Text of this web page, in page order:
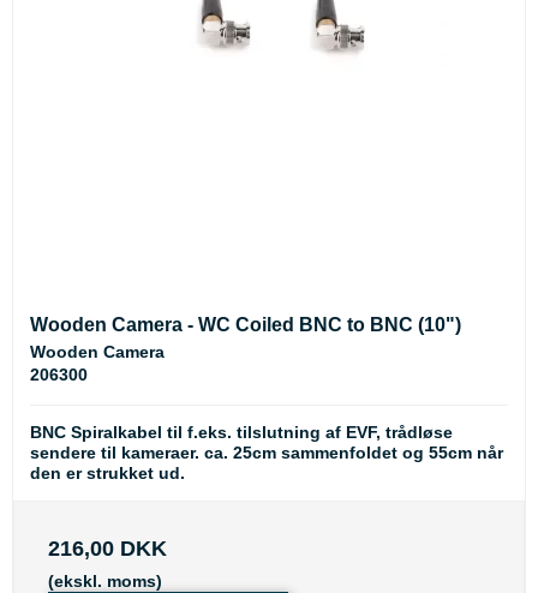
Wooden Camera - WC Coiled BNC to BNC (10")
Wooden Camera
206300
BNC Spiralkabel til f.eks. tilslutning af EVF, trådløse
sendere til kameraer. ca. 25cm sammenfoldet og 55cm når
den er strukket ud.
216,00 DKK
(ekskl. moms)